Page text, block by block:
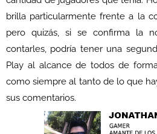
brilla particularmente frente a la
pero quizás, si se confirma la
contarles, podría tener una
Play al alcance de todos de
como siempre al tanto de lo que
sus comentarios.